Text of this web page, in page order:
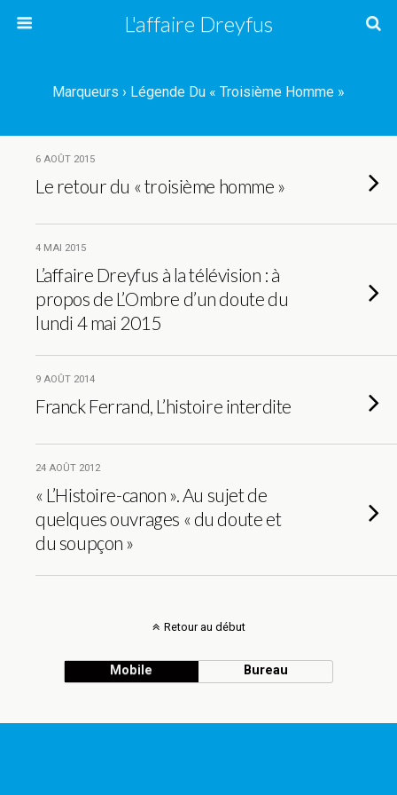
L'affaire Dreyfus
Marqueurs › Légende Du « Troisième Homme »
6 AOÛT 2015
Le retour du « troisième homme »
4 MAI 2015
L’affaire Dreyfus à la télévision : à
propos de L’Ombre d’un doute du
lundi 4 mai 2015
9 AOÛT 2014
Franck Ferrand, L’histoire interdite
24 AOÛT 2012
« L’Histoire-canon ». Au sujet de
quelques ouvrages « du doute et
du soupçon »
Retour au début
Mobile Bureau